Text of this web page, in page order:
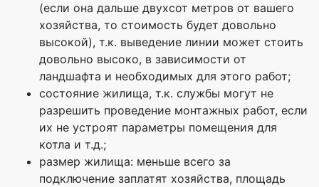
(если она дальше двухсот метров от вашего
хозяйства, то стоимость будет довольно
высокой), т.к. выведение линии может стоить
довольно высоко, в зависимости от
ландшафта и необходимых для этого работ;
состояние жилища, т.к. службы могут не
разрешить проведение монтажных работ, если
их не устроят параметры помещения для
котла и т.д.;
размер жилища: меньше всего за
подключение заплатят хозяйства, площадь